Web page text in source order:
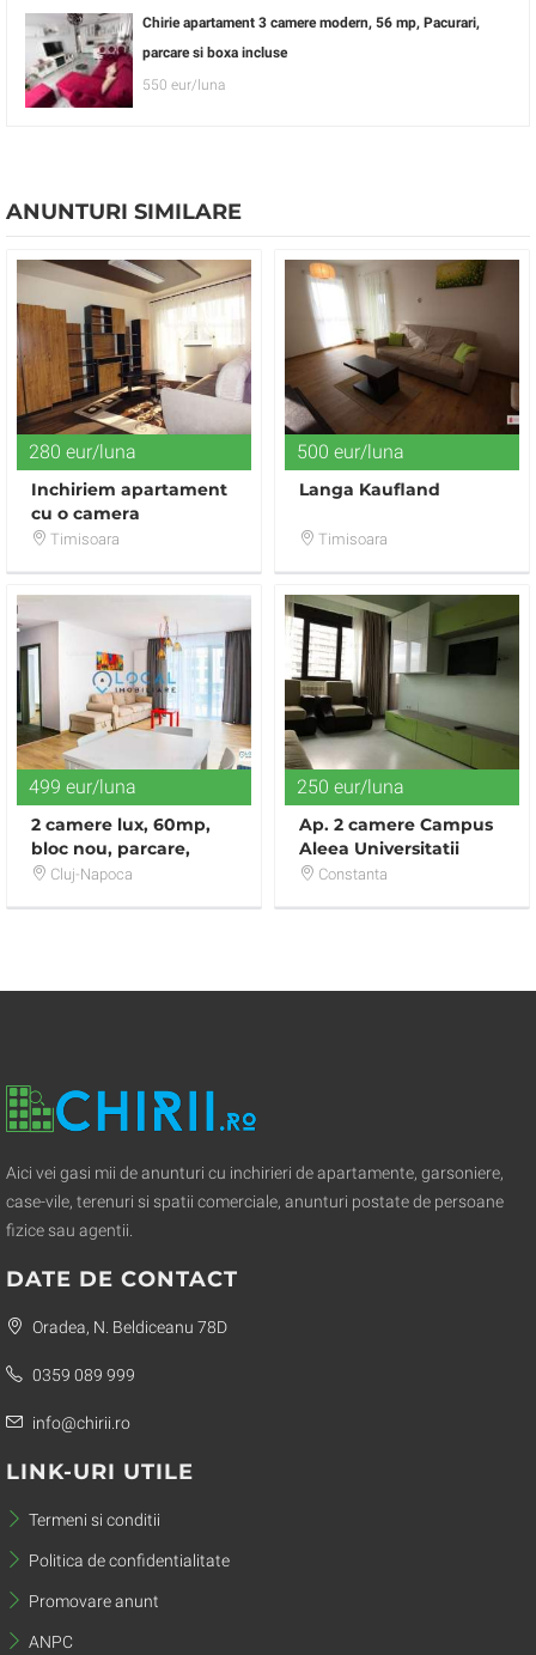
Chirie apartament 3 camere modern, 56 mp, Pacurari,
parcare si boxa incluse
550 eur/luna
ANUNTURI SIMILARE
280 eur/luna
Inchiriem apartament
cu o camera
amenajat(nou) in zona
Timisoara
500 eur/luna
Langa Kaufland
Timisoara
499 eur/luna
2 camere lux, 60mp,
bloc nou, parcare,
zona Iulius Mall
Cluj-Napoca
250 eur/luna
Ap. 2 camere Campus
Aleea Universitatii
Constanta
Aici vei gasi mii de anunturi cu inchirieri de apartamente, garsoniere,
case-vile, terenuri si spatii comerciale, anunturi postate de persoane
fizice sau agentii.
DATE DE CONTACT
Oradea, N. Beldiceanu 78D
0359 089 999
info@chirii.ro
LINK-URI UTILE
Termeni si conditii
Politica de confidentialitate
Promovare anunt
ANPC